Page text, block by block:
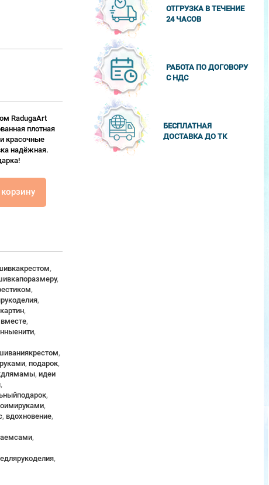
RadugaArt
плотная
красочные
надёжная.
,
,
,
,
,
,
,
,
, подарок,
, идеи
,
,
,
, вдохновение,
,
,
ОТГРУЗКА В ТЕЧЕНИЕ
24 ЧАСОВ
РАБОТА ПО ДОГОВОРУ
С НДС
БЕСПЛАТНАЯ
ДОСТАВКА ДО ТК